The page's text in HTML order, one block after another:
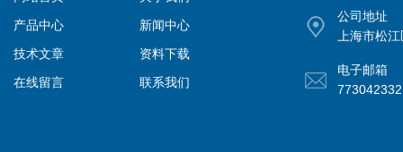
产品中心
新闻中心
技术文章
资料下载
在线留言
联系我们
公司地址
上海市松
电子邮箱